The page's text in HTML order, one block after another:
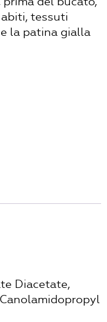
abiti, tessuti
la patina gialla
Diacetate,